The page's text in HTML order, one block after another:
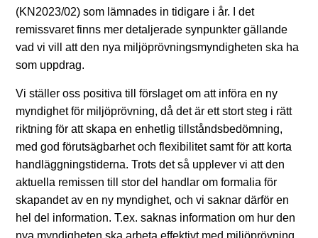
(KN2023/02) som lämnades in tidigare i år. I det
remissvaret finns mer detaljerade synpunkter gällande
vad vi vill att den nya miljöprövningsmyndigheten ska ha
som uppdrag.
Vi ställer oss positiva till förslaget om att införa en ny
myndighet för miljöprövning, då det är ett stort steg i rätt
riktning för att skapa en enhetlig tillståndsbedömning,
med god förutsägbarhet och flexibilitet samt för att korta
handläggningstiderna. Trots det så upplever vi att den
aktuella remissen till stor del handlar om formalia för
skapandet av en ny myndighet, och vi saknar därför en
hel del information. T.ex. saknas information om hur den
nya myndigheten ska arbeta effektivt med miljöprövning,